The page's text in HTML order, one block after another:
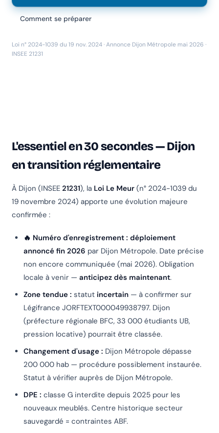
Comment se préparer
Loi n° 2024-1039 du 19 nov. 2024 · Annonce Dijon Métropole mai 2026 ·
INSEE 21231
L'essentiel en 30 secondes — Dijon
en transition réglementaire
À Dijon (INSEE 21231), la Loi Le Meur (n° 2024-1039 du
19 novembre 2024) apporte une évolution majeure
confirmée :
🔥 Numéro d'enregistrement : déploiement
annoncé fin 2026 par Dijon Métropole. Date précise
non encore communiquée (mai 2026). Obligation
locale à venir — anticipez dès maintenant.
Zone tendue : statut incertain — à confirmer sur
Légifrance JORFTEXT000049938797. Dijon
(préfecture régionale BFC, 33 000 étudiants UB,
pression locative) pourrait être classée.
Changement d'usage : Dijon Métropole dépasse
200 000 hab — procédure possiblement instaurée.
Statut à vérifier auprès de Dijon Métropole.
DPE : classe G interdite depuis 2025 pour les
nouveaux meublés. Centre historique secteur
sauvegardé = contraintes ABF.